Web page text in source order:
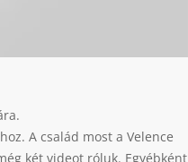
A család most a Velence
két videot róluk. Egyébként